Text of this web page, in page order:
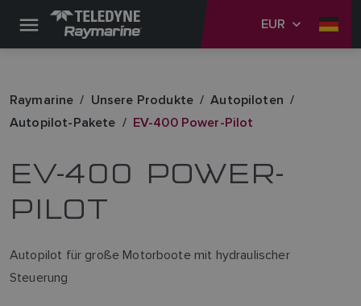
EUR
Raymarine Unsere Produkte
Autopiloten
Autopilot-Pakete
EV-400 Power-Pilot
EV-400 POWER-
PILOT
Autopilot für große Motorboote mit hydraulischer
Steuerung